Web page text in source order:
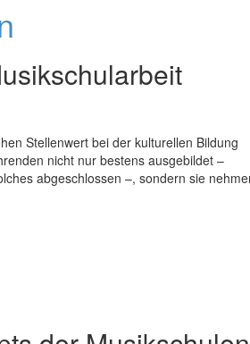
Stellenwert bei der kulturellen Bildung
nicht nur bestens ausgebildet –
abgeschlossen –, sondern sie